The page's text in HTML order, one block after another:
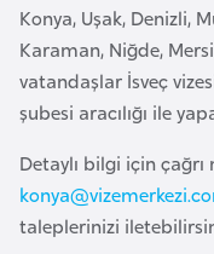
Konya, Uşak, Denizli,
Karaman, Niğde,
vatandaşlar İsveç
şubesi aracılığı ile
Detaylı bilgi için
taleplerinizi
B
e
l
r
u
s